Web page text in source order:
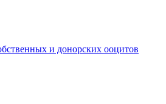
и донорских ооцитов